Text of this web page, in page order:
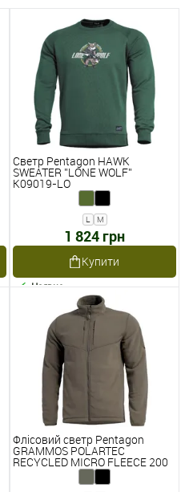
Светр Pentagon HAWK
SWEATER ''LONE WOLF''
K09019-LO
L M
1 824 грн
Купити
Наявне
Флісовий светр Pentagon
GRAMMOS POLARTEC
RECYCLED MICRO FLEECE 200